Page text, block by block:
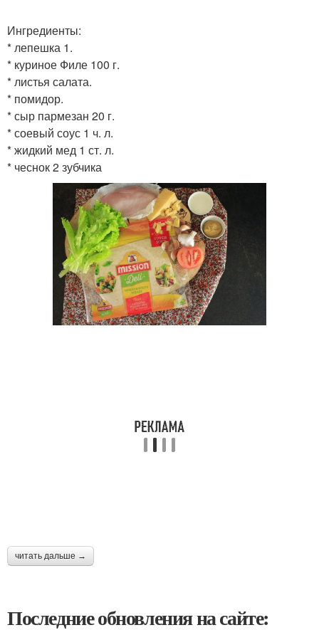
Ингредиенты:
* лепешка 1.
* куриное Филе 100 г.
* листья салата.
* помидор.
* сыр пармезан 20 г.
* соевый соус 1 ч. л.
* жидкий мед 1 ст. л.
* чеснок 2 зубчика
читать дальше →
Последние обновления на сайте: